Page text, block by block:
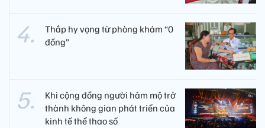
Thắp hy vọng từ phòng khám “0
đồng”
Khi cộng đồng người hâm mộ trở
thành không gian phát triển của
kinh tế thể thao số